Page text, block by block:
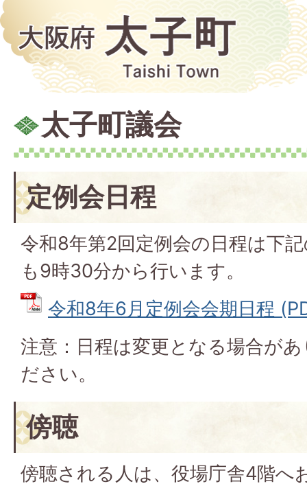
太子町議会
定例会日程
令和8年第2回定例会の日程は下
も9時30分から行います。
令和8年6月定例会会期日程
注意：日程は変更となる場合が
ださい。
傍聴
傍聴される人は、役場庁舎4階へ